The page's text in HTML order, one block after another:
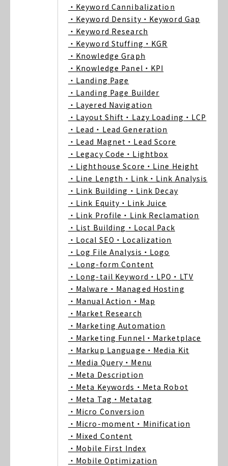
・Keyword Cannibalization
・Keyword Density ・Keyword Gap
・Keyword Research
・Keyword Stuffing ・KGR
・Knowledge Graph
・Knowledge Panel ・KPI
・Landing Page
・Landing Page Builder
・Layered Navigation
・Layout Shift ・Lazy Loading ・LCP
・Lead ・Lead Generation
・Lead Magnet ・Lead Score
・Legacy Code ・Lightbox
・Lighthouse Score ・Line Height
・Line Length ・Link ・Link Analysis
・Link Building ・Link Decay
・Link Equity ・Link Juice
・Link Profile ・Link Reclamation
・List Building ・Local Pack
・Local SEO ・Localization
・Log File Analysis ・Logo
・Long-form Content
・Long-tail Keyword ・LPO ・LTV
・Malware ・Managed Hosting
・Manual Action ・Map
・Market Research
・Marketing Automation
・Marketing Funnel ・Marketplace
・Markup Language ・Media Kit
・Media Query ・Menu
・Meta Description
・Meta Keywords ・Meta Robot
・Meta Tag ・Metatag
・Micro Conversion
・Micro-moment ・Minification
・Mixed Content
・Mobile First Index
・Mobile Optimization